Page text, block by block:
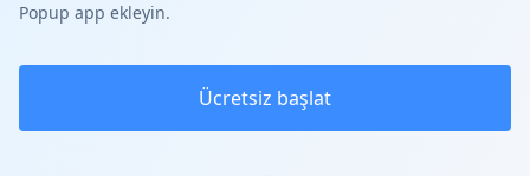
Popup app ekleyin.
Ücretsiz başlat